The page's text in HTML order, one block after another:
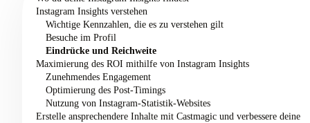
Über uns
Instagram Insights verstehen
Wichtige Kennzahlen, die es zu verstehen gilt
Besuche im Profil
Eindrücke und Reichweite
Maximierung des ROI mithilfe von Instagram Insights
Zunehmendes Engagement
Optimierung des Post-Timings
Nutzung von Instagram-Statistik-Websites
Erstelle ansprechendere Inhalte mit Castmagic und verbessere deine